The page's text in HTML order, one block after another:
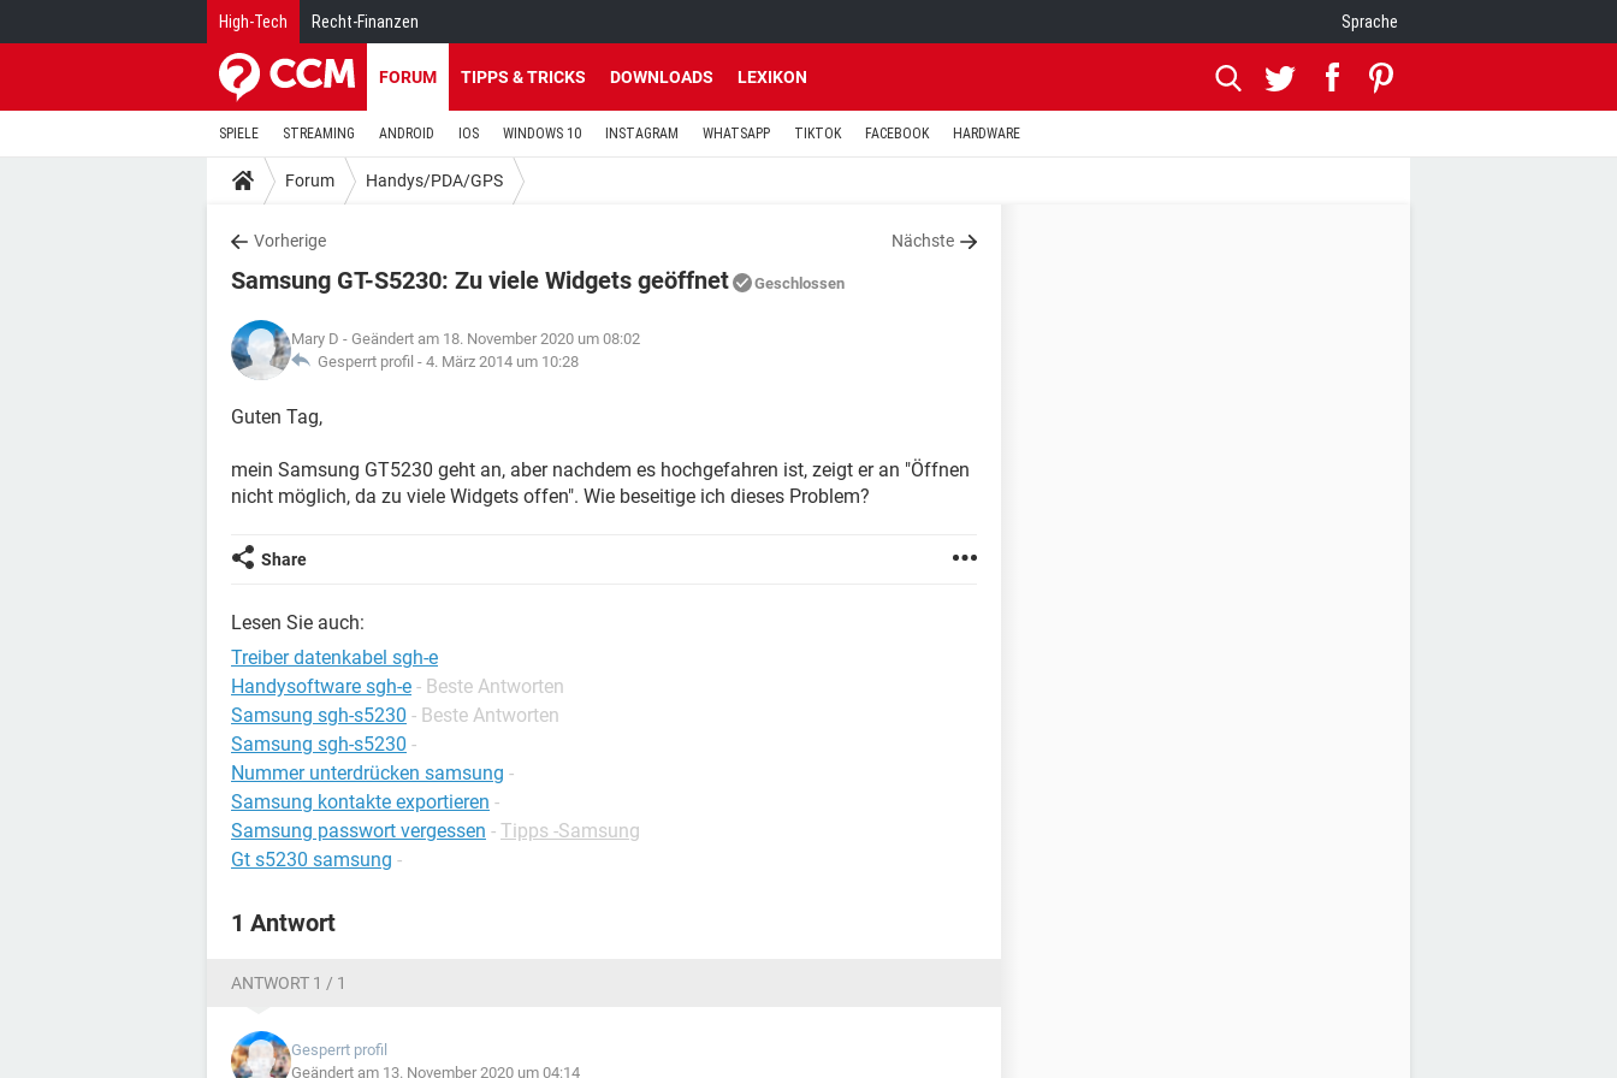
High-Tech Recht-Finanzen Sprache
FORUM TIPPS & TRICKS DOWNLOADS LEXIKON
SPIELE STREAMING ANDROID IOS WINDOWS 10 INSTAGRAM WHATSAPP TIKTOK FACEBOOK HARDWARE
Forum Handys/PDA/GPS
Vorherige Nächste
Samsung GT-S5230: Zu viele Widgets geöffnet Geschlossen
Mary D - Geändert am 18. November 2020 um 08:02
Gesperrt profil - 4. März 2014 um 10:28
Guten Tag,
mein Samsung GT5230 geht an, aber nachdem es hochgefahren ist, zeigt er an "Öffnen
nicht möglich, da zu viele Widgets offen". Wie beseitige ich dieses Problem?
Share
Lesen Sie auch:
Treiber datenkabel sgh-e
Handysoftware sgh-e - Beste Antworten
Samsung sgh-s5230 - Beste Antworten
Samsung sgh-s5230 -
Nummer unterdrücken samsung -
Samsung kontakte exportieren -
Samsung passwort vergessen - Tipps -Samsung
Gt s5230 samsung -
1 Antwort
ANTWORT 1 / 1
Gesperrt profil
Geändert am 13. November 2020 um 04:14